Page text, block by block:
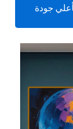
جودة